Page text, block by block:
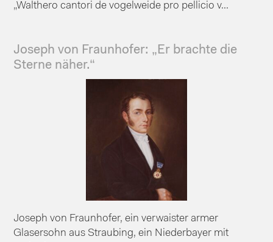
„Walthero cantori de vogelweide pro pellicio v...
Joseph von Fraunhofer: „Er brachte die
Sterne näher.“
Joseph von Fraunhofer, ein verwaister armer
Glasersohn aus Straubing, ein Niederbayer mit